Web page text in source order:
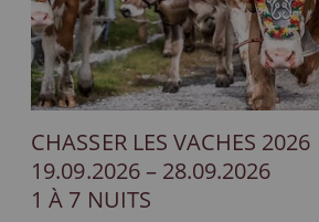
CHASSER LES VACHES 2026
19.09.2026 – 28.09.2026
1 À 7 NUITS